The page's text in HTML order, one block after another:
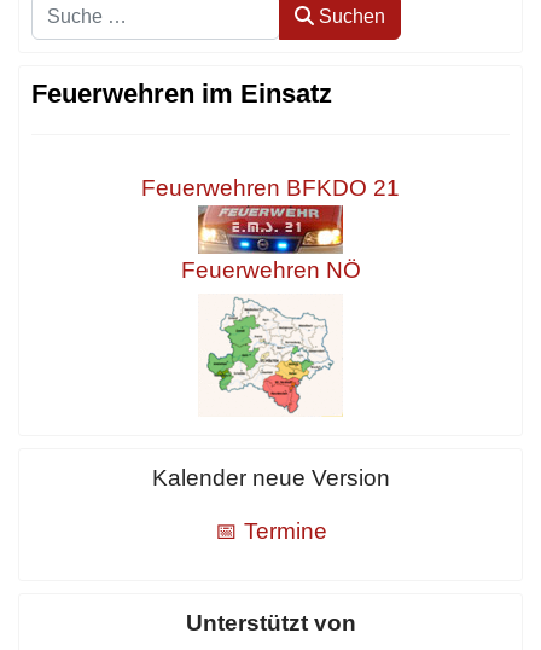
Suchen Suchen
Feuerwehren im Einsatz
Feuerwehren BFKDO 21
Feuerwehren NÖ
Kalender neue Version
📅 Termine
Unterstützt von